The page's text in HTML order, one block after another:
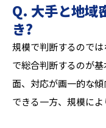
Q. 大手と地域
き?
規模で判断するので
で総合判断するのが
面、対応が画一的な
できる一方、規模によ